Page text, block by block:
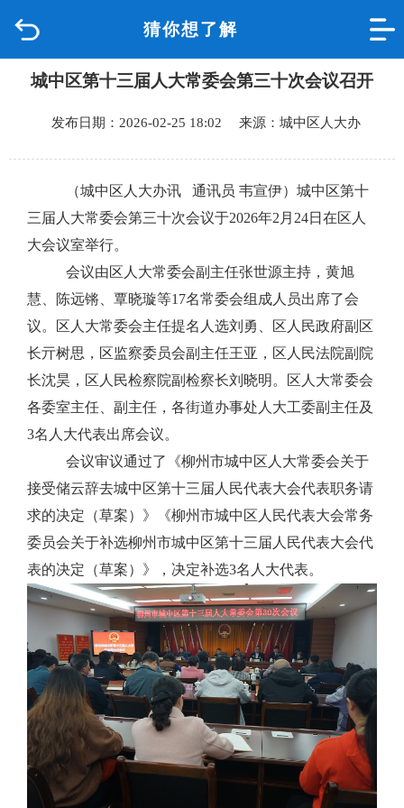
猜你想了解
品质城中
新闻中心
政府信息公开
互动回应
数据专题
城中区第十三届人大常委会第三十次会议召开
发布日期：2026-02-25 18:02 来源：城中区人大办
（城中区人大办讯 通讯员 韦宣伊）城中区第十
三届人大常委会第三十次会议于2026年2月24日在区人
大会议室举行。
会议由区人大常委会副主任张世源主持，黄旭
慧、陈远锵、覃晓璇等17名常委会组成人员出席了会
议。区人大常委会主任提名人选刘勇、区人民政府副区
长亓树思，区监察委员会副主任王亚，区人民法院副院
长沈昊，区人民检察院副检察长刘晓明。区人大常委会
各委室主任、副主任，各街道办事处人大工委副主任及
3名人大代表出席会议。
会议审议通过了
《柳州市城中区人大常委会关于
接受储云辞去城中区第十三届人民代表大会代表职务请
求的决定（草案）》
《柳州市城中区人民代表大会常务
委员会关于补选柳州市城中区第十三届人民代表大会代
表的决定（草案）》，决定补选3名人大代表。